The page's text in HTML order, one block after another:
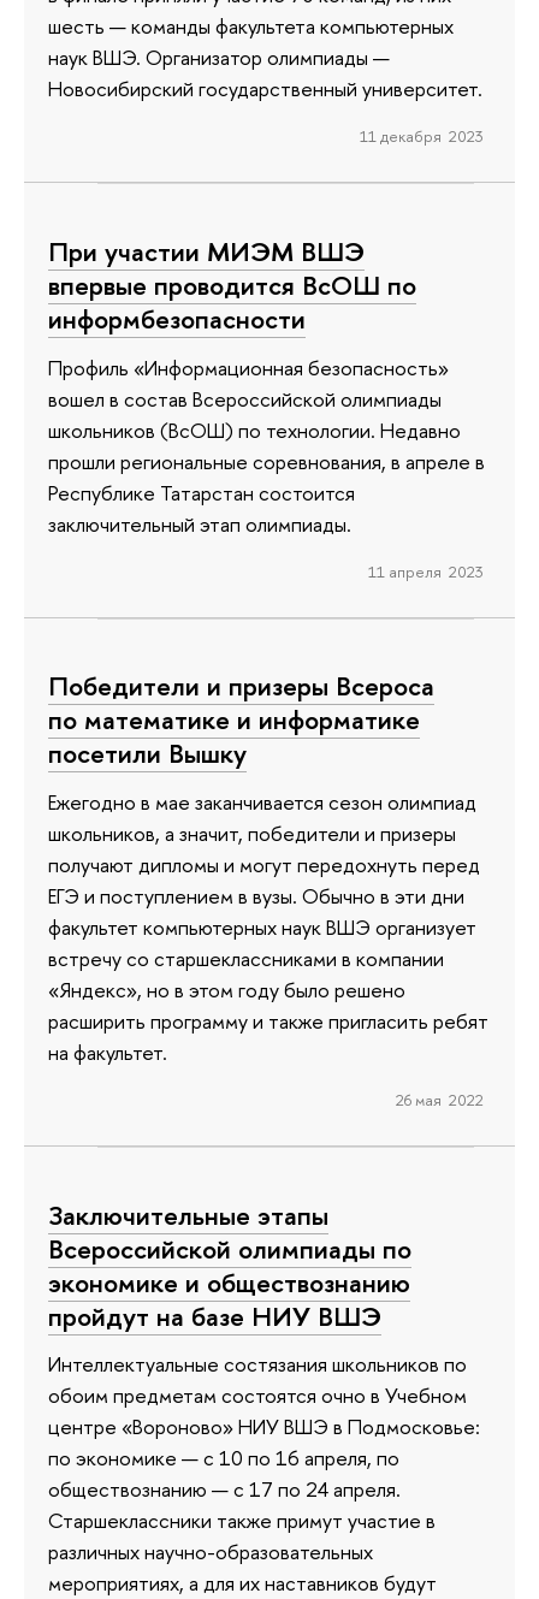
шесть — команды факультета компьютерных
наук ВШЭ. Организатор олимпиады —
Новосибирский государственный университет.
11 декабря 2023
При участии МИЭМ ВШЭ
впервые проводится ВсОШ по
информбезопасности
Профиль «Информационная безопасность»
вошел в состав Всероссийской олимпиады
школьников (ВсОШ) по технологии. Недавно
прошли региональные соревнования, в апреле в
Республике Татарстан состоится
заключительный этап олимпиады.
11 апреля 2023
Победители и призеры Всероса
по математике и информатике
посетили Вышку
Ежегодно в мае заканчивается сезон олимпиад
школьников, а значит, победители и призеры
получают дипломы и могут передохнуть перед
ЕГЭ и поступлением в вузы. Обычно в эти дни
факультет компьютерных наук ВШЭ организует
встречу со старшеклассниками в компании
«Яндекс», но в этом году было решено
расширить программу и также пригласить ребят
на факультет.
26 мая 2022
Заключительные этапы
Всероссийской олимпиады по
экономике и обществознанию
пройдут на базе НИУ ВШЭ
Интеллектуальные состязания школьников по
обоим предметам состоятся очно в Учебном
центре «Вороново» НИУ ВШЭ в Подмосковье:
по экономике — с 10 по 16 апреля, по
обществознанию — с 17 по 24 апреля.
Старшеклассники также примут участие в
различных научно-образовательных
мероприятиях, а для их наставников будут